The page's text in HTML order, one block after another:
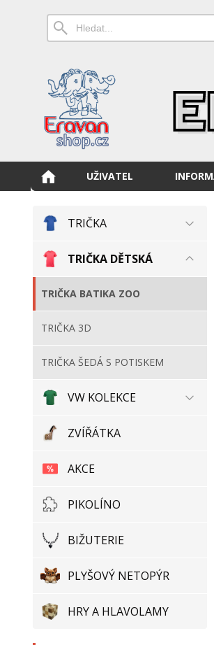
UŽIVATEL
TRIČKA
TRIČKA DĚTSKÁ
TRIČKA BATIKA ZOO
TRIČKA 3D
TRIČKA ŠEDÁ S POTISKEM
VW KOLEKCE
ZVÍŘÁTKA
AKCE
PIKOLÍNO
BIŽUTERIE
PLYŠOVÝ NETOPÝR
HRY A HLAVOLAMY